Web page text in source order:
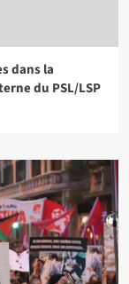
dans la
du PSL/LSP